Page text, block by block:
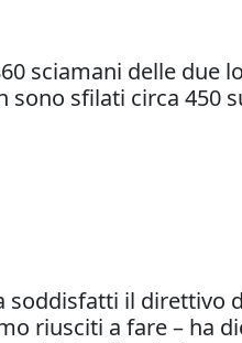
sciamani delle due
sfilati circa 450
il direttivo
riusciti a fare – ha